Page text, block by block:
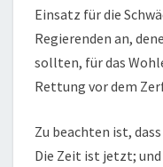
Einsatz für die
Regierenden an,
sollten, für das
Rettung vor dem
Zu beachten ist,
Die Zeit ist jetzt;